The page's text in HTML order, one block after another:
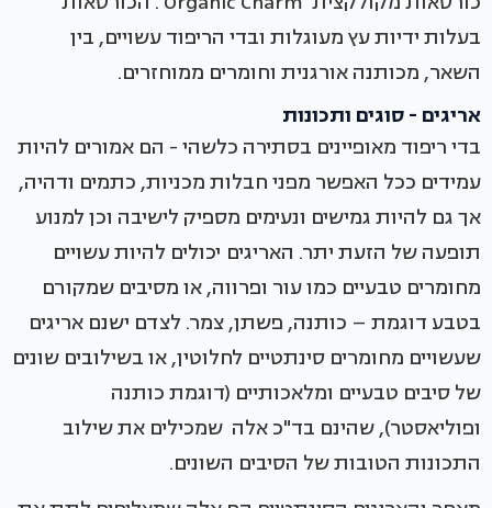
בעלות ידיות עץ מעוגלות ובדי הריפוד עשויים, בין
השאר, מכותנה אורגנית וחומרים ממוחזרים.
אריגים - סוגים ותכונות
בדי ריפוד מאופיינים בסתירה כלשהי - הם אמורים להיות
עמידים ככל האפשר מפני חבלות מכניות, כתמים ודהיה,
אך גם להיות גמישים ונעימים מספיק לישיבה וכן למנוע
תופעה של הזעת יתר. האריגים יכולים להיות עשויים
מחומרים טבעיים כמו עור ופרווה, או מסיבים שמקורם
בטבע דוגמת – כותנה, פשתן, צמר. לצדם ישנם אריגים
שעשויים מחומרים סינתטיים לחלוטין, או בשילובים שונים
של סיבים טבעיים ומלאכותיים (דוגמת כותנה
ופוליאסטר), שהינם בד"כ אלה שמכילים את שילוב
התכונות הטובות של הסיבים השונים.